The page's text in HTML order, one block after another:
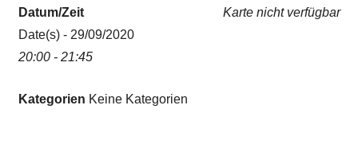
Karte nicht verfügbar
Datum/Zeit
Date(s) - 29/09/2020
20:00 - 21:45
Kategorien Keine Kategorien